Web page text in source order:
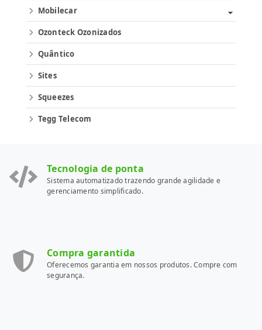
Mobilecar
Ozonteck Ozonizados
Quântico
Sites
Squeezes
Tegg Telecom
Tecnologia de ponta
Sistema automatizado trazendo grande agilidade e
gerenciamento simplificado.
Compra garantida
Oferecemos garantia em nossos produtos. Compre com
segurança.